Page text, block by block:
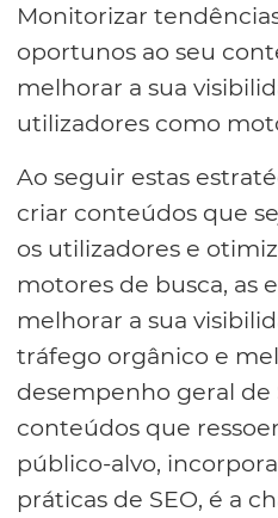
Monitorizar
oportunos ao seu
melhorar a sua
utilizadores como
Ao seguir estas
criar conteúdos que
os utilizadores e
motores de busca, as
melhorar a sua
tráfego orgânico e
desempenho geral de
conteúdos que
público-alvo,
práticas de SEO, é a